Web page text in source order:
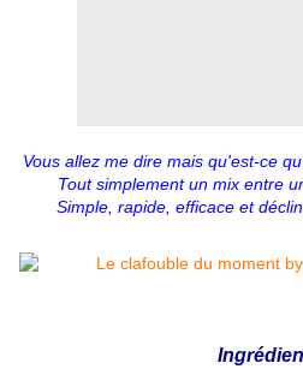
Vous allez me dire mais qu'est-ce
Tout simplement un mix entre
Simple, rapide, efficace et